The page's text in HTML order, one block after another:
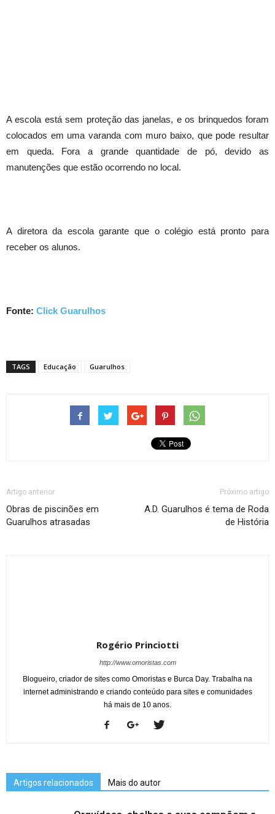
A escola está sem proteção das janelas, e os brinquedos foram
colocados em uma varanda com muro baixo, que pode resultar
em queda. Fora a grande quantidade de pó, devido as
manutenções que estão ocorrendo no local.
A diretora da escola garante que o colégio está pronto para
receber os alunos.
Fonte: Click Guarulhos
TAGS Educação Guarulhos
Artigo anterior
Obras de piscinões em
Guarulhos atrasadas
Próximo artigo
A.D. Guarulhos é tema de Roda
de História
Rogério Princiotti
http://www.omoristas.com
Blogueiro, criador de sites como Omoristas e Burca Day. Trabalha na
internet administrando e criando conteúdo para sites e comunidades
há mais de 10 anos.
Artigos relacionados Mais do autor